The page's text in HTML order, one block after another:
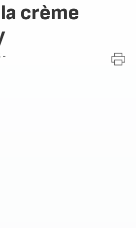
crème
-